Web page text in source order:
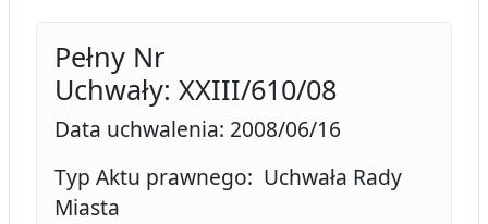
Pełny Nr
Uchwały: XXIII/610/08
Data uchwalenia: 2008/06/16
Typ Aktu prawnego: Uchwała Rady
Miasta